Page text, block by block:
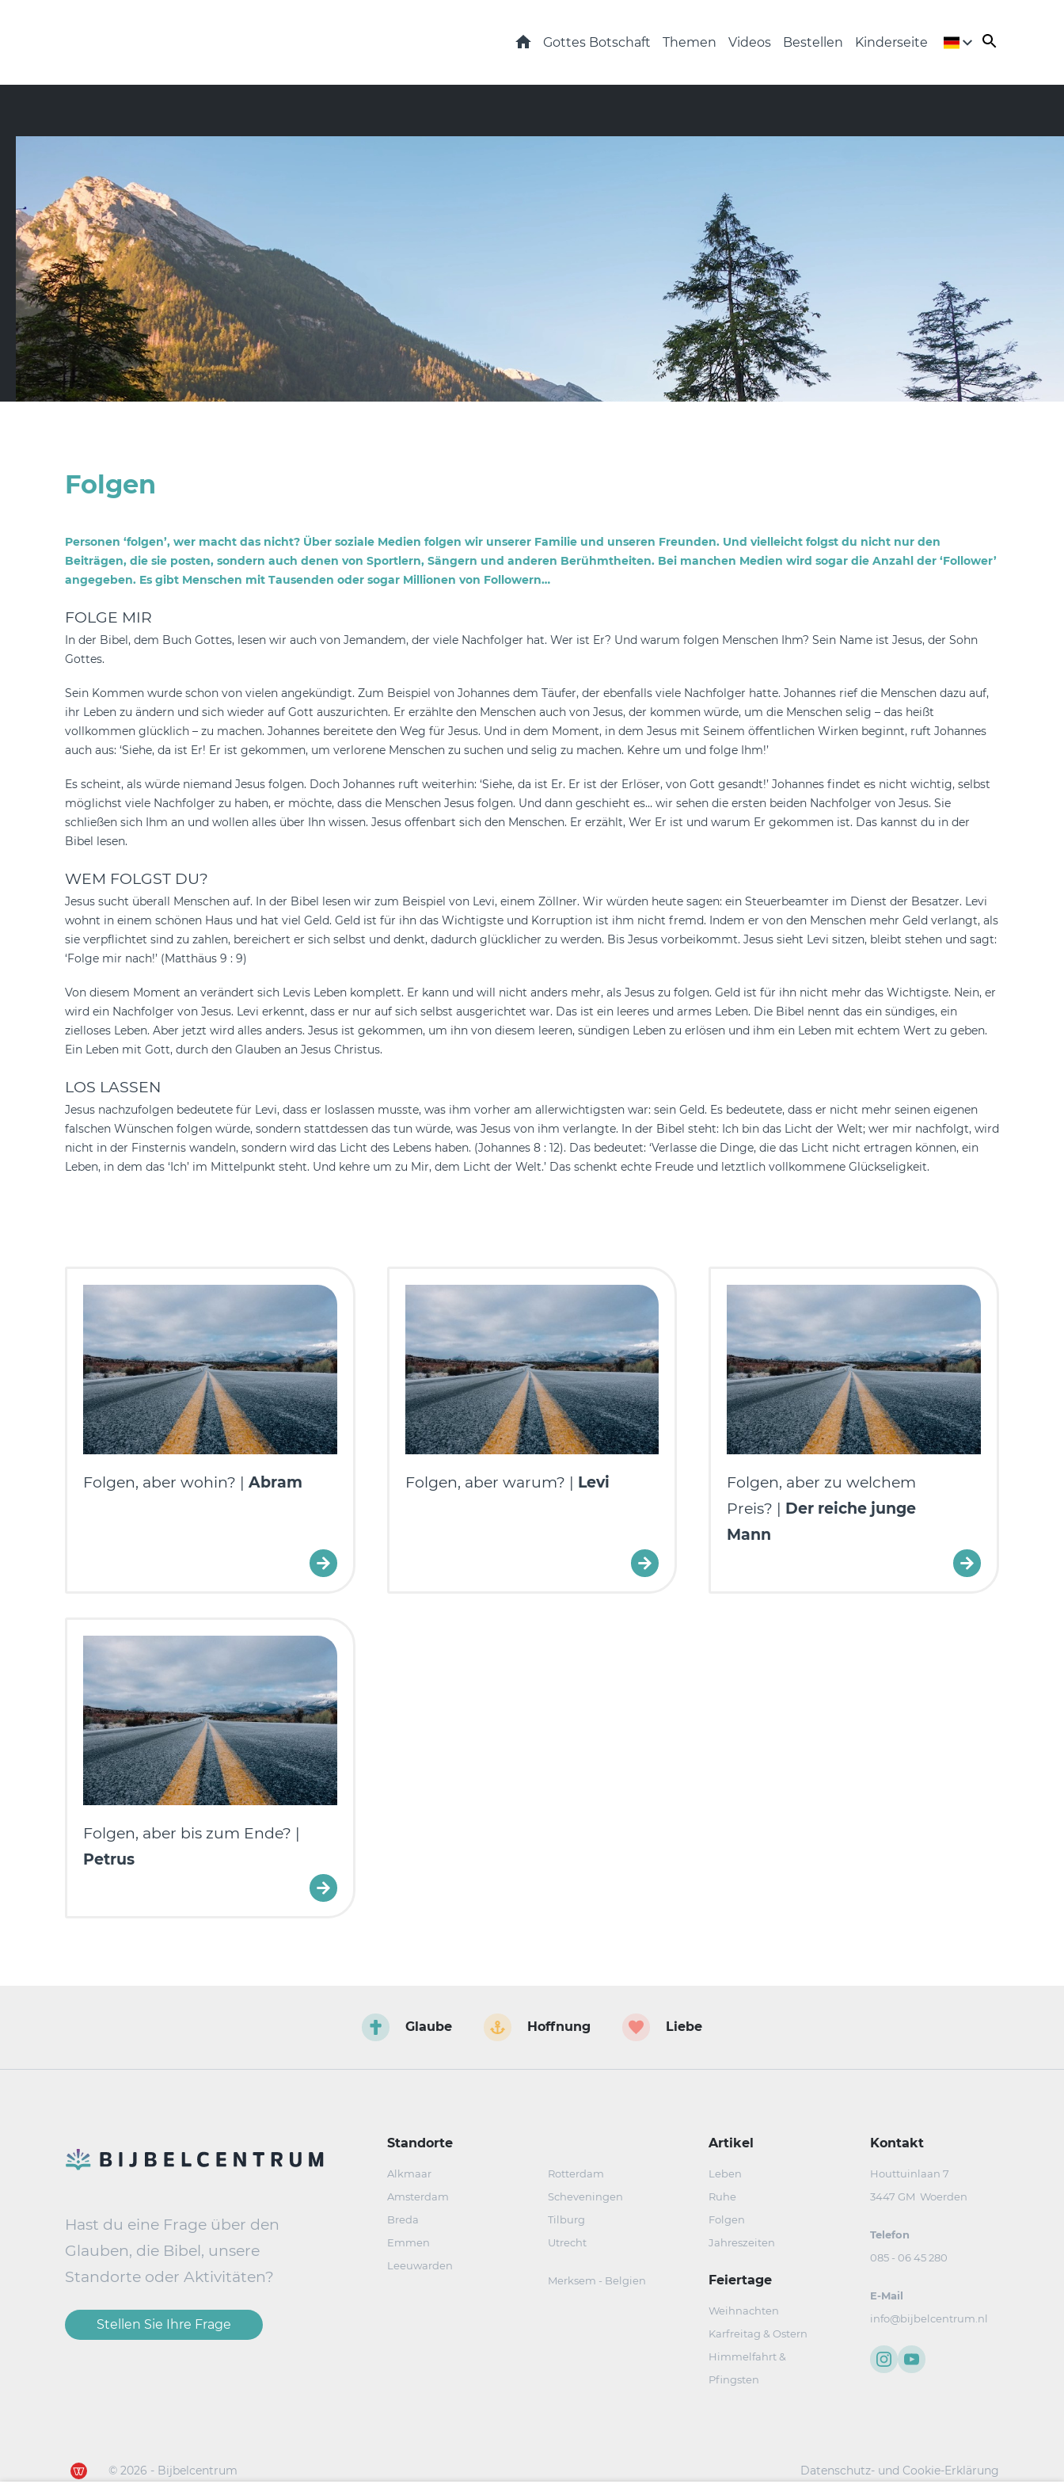
Startseite
Gottes Botschaft Themen Videos Bestellen Kinderseite
Folgen
Personen ‘folgen’, wer macht das nicht? Über soziale Medien folgen wir unserer Familie und unseren Freunden. Und vielleicht folgst du nicht nur den
Beiträgen, die sie posten, sondern auch denen von Sportlern, Sängern und anderen Berühmtheiten. Bei manchen Medien wird sogar die Anzahl der ‘Follower’
angegeben. Es gibt Menschen mit Tausenden oder sogar Millionen von Followern…
FOLGE MIR
In der Bibel, dem Buch Gottes, lesen wir auch von Jemandem, der viele Nachfolger hat. Wer ist Er? Und warum folgen Menschen Ihm? Sein Name ist Jesus, der Sohn
Gottes.
Sein Kommen wurde schon von vielen angekündigt. Zum Beispiel von Johannes dem Täufer, der ebenfalls viele Nachfolger hatte. Johannes rief die Menschen dazu auf,
ihr Leben zu ändern und sich wieder auf Gott auszurichten. Er erzählte den Menschen auch von Jesus, der kommen würde, um die Menschen selig – das heißt
vollkommen glücklich – zu machen. Johannes bereitete den Weg für Jesus. Und in dem Moment, in dem Jesus mit Seinem öffentlichen Wirken beginnt, ruft Johannes
auch aus: ‘Siehe, da ist Er! Er ist gekommen, um verlorene Menschen zu suchen und selig zu machen. Kehre um und folge Ihm!’
Es scheint, als würde niemand Jesus folgen. Doch Johannes ruft weiterhin: ‘Siehe, da ist Er. Er ist der Erlöser, von Gott gesandt!’ Johannes findet es nicht wichtig, selbst
möglichst viele Nachfolger zu haben, er möchte, dass die Menschen Jesus folgen. Und dann geschieht es… wir sehen die ersten beiden Nachfolger von Jesus. Sie
schließen sich Ihm an und wollen alles über Ihn wissen. Jesus offenbart sich den Menschen. Er erzählt, Wer Er ist und warum Er gekommen ist. Das kannst du in der
Bibel lesen.
WEM FOLGST DU?
Jesus sucht überall Menschen auf. In der Bibel lesen wir zum Beispiel von Levi, einem Zöllner. Wir würden heute sagen: ein Steuerbeamter im Dienst der Besatzer. Levi
wohnt in einem schönen Haus und hat viel Geld. Geld ist für ihn das Wichtigste und Korruption ist ihm nicht fremd. Indem er von den Menschen mehr Geld verlangt, als
sie verpflichtet sind zu zahlen, bereichert er sich selbst und denkt, dadurch glücklicher zu werden. Bis Jesus vorbeikommt. Jesus sieht Levi sitzen, bleibt stehen und sagt:
‘Folge mir nach!’ (Matthäus 9 : 9)
Von diesem Moment an verändert sich Levis Leben komplett. Er kann und will nicht anders mehr, als Jesus zu folgen. Geld ist für ihn nicht mehr das Wichtigste. Nein, er
wird ein Nachfolger von Jesus. Levi erkennt, dass er nur auf sich selbst ausgerichtet war. Das ist ein leeres und armes Leben. Die Bibel nennt das ein sündiges, ein
zielloses Leben. Aber jetzt wird alles anders. Jesus ist gekommen, um ihn von diesem leeren, sündigen Leben zu erlösen und ihm ein Leben mit echtem Wert zu geben.
Ein Leben mit Gott, durch den Glauben an Jesus Christus.
LOS LASSEN
Jesus nachzufolgen bedeutete für Levi, dass er loslassen musste, was ihm vorher am allerwichtigsten war: sein Geld. Es bedeutete, dass er nicht mehr seinen eigenen
falschen Wünschen folgen würde, sondern stattdessen das tun würde, was Jesus von ihm verlangte. In der Bibel steht: Ich bin das Licht der Welt; wer mir nachfolgt, wird
nicht in der Finsternis wandeln, sondern wird das Licht des Lebens haben. (Johannes 8 : 12). Das bedeutet: ‘Verlasse die Dinge, die das Licht nicht ertragen können, ein
Leben, in dem das ‘Ich’ im Mittelpunkt steht. Und kehre um zu Mir, dem Licht der Welt.’ Das schenkt echte Freude und letztlich vollkommene Glückseligkeit.
Folgen, aber wohin? | Abram Folgen, aber warum? | Levi
Folgen, aber zu welchem
Preis? | Der reiche junge
Mann
Folgen, aber bis zum Ende? |
Petrus
Glaube Hoffnung Liebe
Hast du eine Frage über den
Glauben, die Bibel, unsere
Standorte oder Aktivitäten?
Stellen Sie Ihre Frage
Standorte
Alkmaar
Amsterdam
Breda
Emmen
Leeuwarden
Rotterdam
Scheveningen
Tilburg
Utrecht
Merksem - Belgien
Artikel
Leben
Ruhe
Folgen
Jahreszeiten
Feiertage
Weihnachten
Karfreitag & Ostern
Himmelfahrt &
Pfingsten
Kontakt
Houttuinlaan 7
3447 GM Woerden
Telefon
085 - 06 45 280
E-Mail
info@bijbelcentrum.nl
© 2026 - Bijbelcentrum Datenschutz- und Cookie-Erklärung